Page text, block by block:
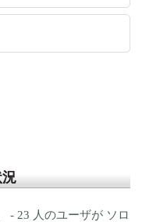
- 23 人のユーザが ソロ